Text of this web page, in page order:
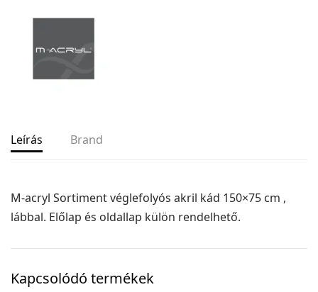
Leírás Brand
M-acryl Sortiment véglefolyós akril kád 150×75 cm ,
lábbal. Előlap és oldallap külön rendelhető.
Kapcsolódó termékek